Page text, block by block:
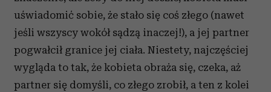
uświadomić sobie, że stało się coś złego (nawet
jeśli wszyscy wokół sądzą inaczej!), a jej partner
pogwałcił granice jej ciała. Niestety, najczęściej
wygląda to tak, że kobieta obraża się, czeka, aż
partner się domyśli, co złego zrobił, a ten z kolei